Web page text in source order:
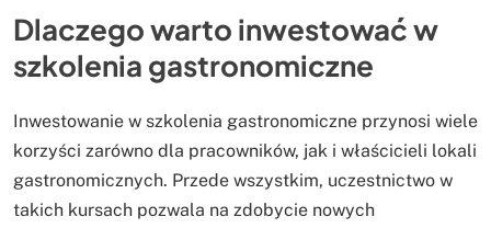
Dlaczego warto inwestować w
szkolenia gastronomiczne
Inwestowanie w szkolenia gastronomiczne przynosi wiele
korzyści zarówno dla pracowników, jak i właścicieli lokali
gastronomicznych. Przede wszystkim, uczestnictwo w
takich kursach pozwala na zdobycie nowych